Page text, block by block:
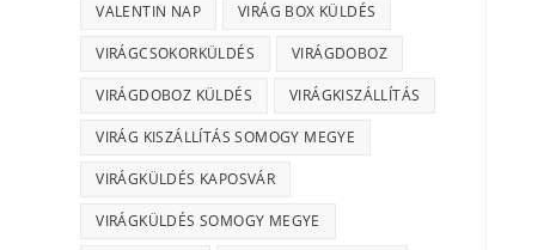
VALENTIN NAP VIRÁG BOX KÜLDÉS
VIRÁGCSOKORKÜLDÉS VIRÁGDOBOZ
VIRÁGDOBOZ KÜLDÉS VIRÁGKISZÁLLÍTÁS
VIRÁG KISZÁLLÍTÁS SOMOGY MEGYE
VIRÁGKÜLDÉS KAPOSVÁR
VIRÁGKÜLDÉS SOMOGY MEGYE